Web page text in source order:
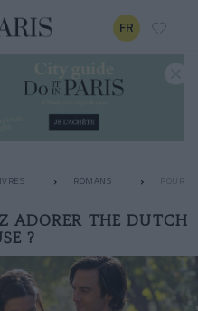
FR
ROMANS
ADORER THE DUTCH
?